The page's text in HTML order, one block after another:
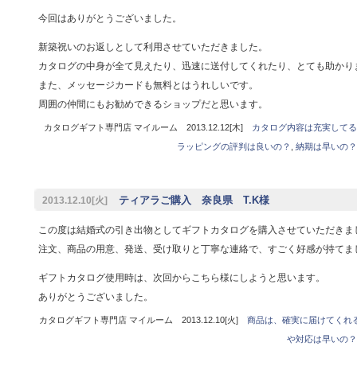
今回はありがとうございました。
新築祝いのお返しとして利用させていただきました。
カタログの中身が全て見えたり、迅速に送付してくれたり、とても助かり
また、メッセージカードも無料とはうれしいです。
周囲の仲間にもお勧めできるショップだと思います。
カタログギフト専門店 マイルーム 2013.12.12[木]
カタログ内容は充実して
ラッピングの評判は良いの？
納期は早いの？
2013.12.10[火] ティアラご購入 奈良県 T.K様
この度は結婚式の引き出物としてギフトカタログを購入させていただきま
注文、商品の用意、発送、受け取りと丁寧な連絡で、すごく好感が持てま
ギフトカタログ使用時は、次回からこちら様にしようと思います。
ありがとうございました。
カタログギフト専門店 マイルーム 2013.12.10[火] 商品は、確実に届けてくれ
や対応は早いの？